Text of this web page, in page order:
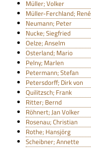
Müller; Volker
Müller-Ferchland; René
Neumann; Peter
Nucke; Siegfried
Oelze; Anselm
Osterland; Mario
Pelny; Marlen
Petermann; Stefan
Petersdorff; Dirk von
Quilitzsch; Frank
Ritter; Bernd
Röhnert; Jan Volker
Rosenau; Christian
Rothe; Hansjörg
Scheibner; Annette